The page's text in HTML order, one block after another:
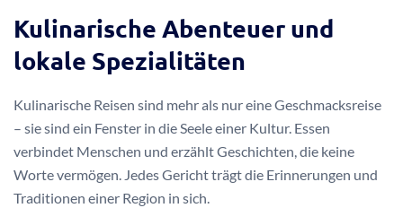
Kulinarische Abenteuer und
lokale Spezialitäten
Kulinarische Reisen sind mehr als nur eine Geschmacksreise
– sie sind ein Fenster in die Seele einer Kultur. Essen
verbindet Menschen und erzählt Geschichten, die keine
Worte vermögen. Jedes Gericht trägt die Erinnerungen und
Traditionen einer Region in sich.